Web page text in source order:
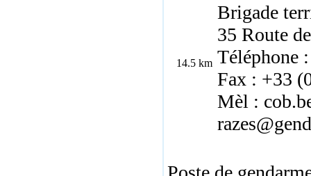
14.5 km
Brigade
35 Route
Téléphone
Fax : +33
Mèl :